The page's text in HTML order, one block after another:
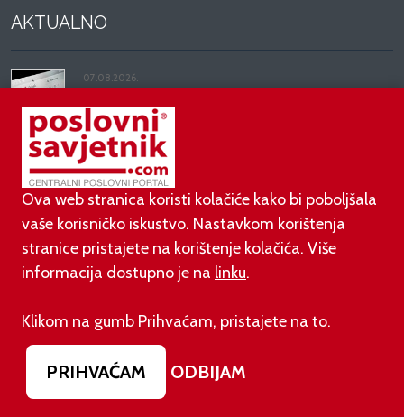
AKTUALNO
07.08.2026.
gasi se opcija na Gmailu koju koriste milijuni
07.08.2026.
Prije dva dana EU je uveo nova pravila za sve koji
rade AI sadržaj: kazne su velike!
03.08.2026.
Otvoren jedan od najvećih family hotela na
Novi zakon o najmu bolje štiti najmoprimce, ali i
Ova web stranica koristi kolačiće kako bi poboljšala
vaše korisničko iskustvo. Nastavkom korištenja
stranice pristajete na korištenje kolačića. Više
informacija dostupno je na linku.
Klikom na gumb Prihvaćam, pristajete na to.
PRIHVAĆAM ODBIJAM